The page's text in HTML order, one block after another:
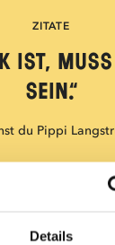
Details
ZITATE
ist,
sein.“
du Pippi
LANGSTRUMPF-